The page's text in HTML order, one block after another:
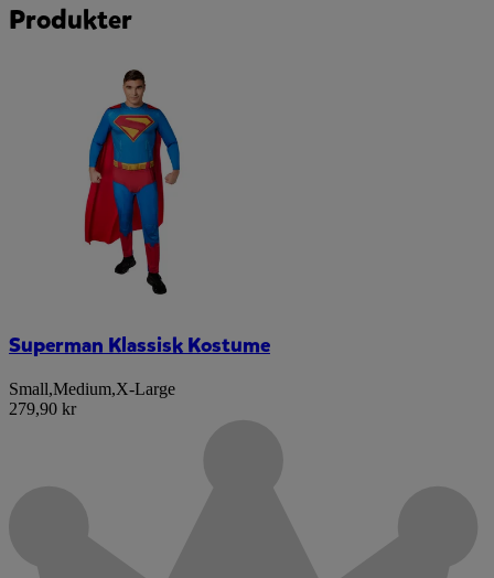
Produkter
Superman Klassisk Kostume
Small,Medium,X-Large
279,90 kr